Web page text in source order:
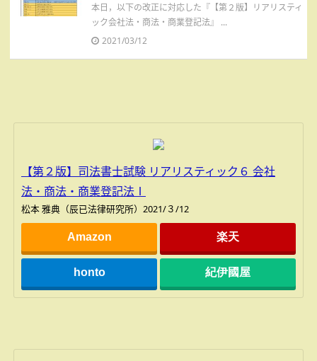
本日，以下の改正に対応した『【第２版】リアリスティ
ック会社法・商法・商業登記法』 ...
2021/03/12
【第２版】司法書士試験 リアリスティック６ 会社
法・商法・商業登記法Ⅰ
松本 雅典（辰已法律研究所）2021/３/12
Amazon 楽天
honto 紀伊國屋